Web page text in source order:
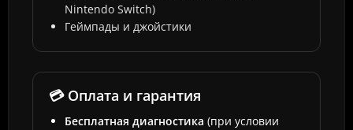
Nintendo Switch)
Геймпады и джойстики
💳 Оплата и гарантия
Бесплатная диагностика (при условии